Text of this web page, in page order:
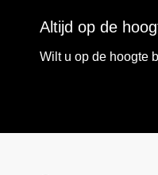
Altijd op de
Wilt u op de hoogte